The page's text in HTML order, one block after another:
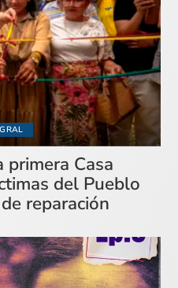
Casa
del Pueblo
reparación